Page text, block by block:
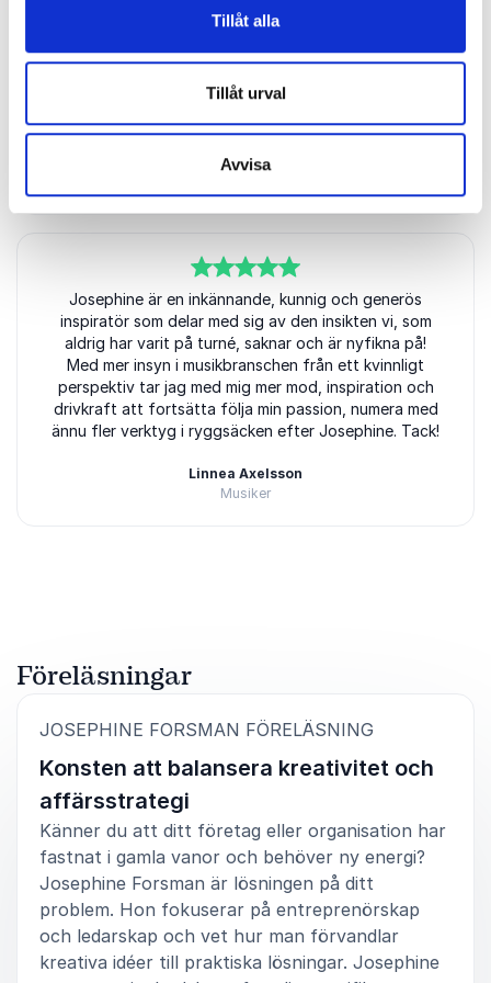
Tillåt alla
Tillåt urval
Avvisa
Josephines förmåga att bjuda in mig som lyssnare
och förmedla sitt budskap på ett inspirerande och
relaterbart sätt. Det väckte ett driv i mig som lever
med sig ett antal konkreta tips på vägen var också
toppen!
Linnéa Eriksson
av5
Josephine är en inkännande, kunnig och generös
inspiratör som delar med sig av den insikten vi, som
aldrig har varit på turné, saknar och är nyfikna på!
Med mer insyn i musikbranschen från ett kvinnligt
perspektiv tar jag med mig mer mod, inspiration och
drivkraft att fortsätta följa min passion, numera med
ännu fler verktyg i ryggsäcken efter Josephine. Tack!
Linnea Axelsson
Musiker
Föreläsningar
JOSEPHINE FORSMAN FÖRELÄSNING
Konsten att balansera kreativitet och
affärsstrategi
Känner du att ditt företag eller organisation har
fastnat i gamla vanor och behöver ny energi?
Josephine Forsman är lösningen på ditt
problem. Hon fokuserar på entreprenörskap
och ledarskap och vet hur man förvandlar
kreativa idéer till praktiska lösningar. Josephine